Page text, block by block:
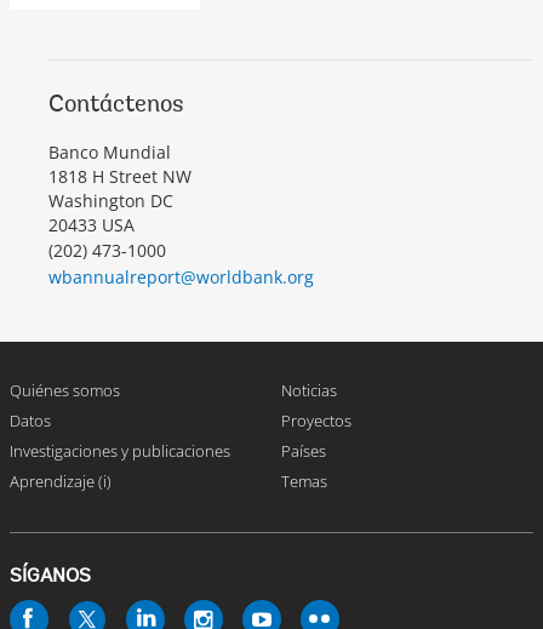
Contáctenos
Banco Mundial
1818 H Street NW
Washington DC
20433 USA
(202) 473-1000
wbannualreport@worldbank.org
Quiénes somos
Datos
Investigaciones y publicaciones
Aprendizaje (i)
Noticias
Proyectos
Países
Temas
SÍGANOS